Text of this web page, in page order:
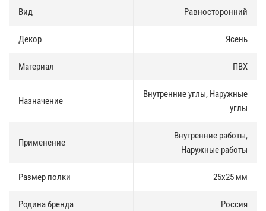
Преимущества углового профиля
Обеспечивает сохранность отделки;
материалов на краях проемов.
Угол ПВХ может быть смонтирован на монтажный клей, жидкие
усиливающего сцепление с материалом поверхности, а также на
гвозди без шляпок.
Вид Равносторонний
Декор Ясень
Материал ПВХ
Назначение
Внутренние углы, Наружные
углы
Применение
Внутренние работы,
Наружные работы
Размер полки 25х25 мм
Родина бренда Россия